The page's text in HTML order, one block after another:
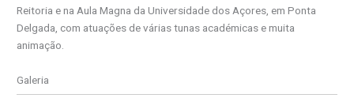
Reitoria e na Aula Magna da Universidade dos Açores, em Ponta
Delgada, com atuações de várias tunas académicas e muita
animação.
Galeria